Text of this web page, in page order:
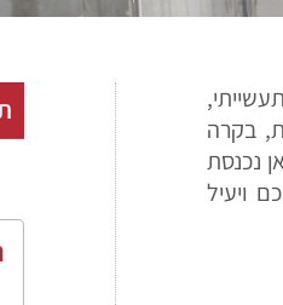
בקרה
נכנסת
ויעיל